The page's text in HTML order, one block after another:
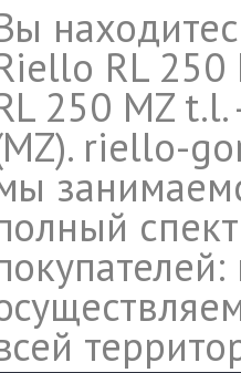
RL 250
250 MZ t.l.
riello-